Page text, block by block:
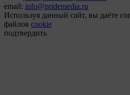
email: info@pridemedia.ru
Используя данный сайт, вы даёте
файлов cookie
подтвердить